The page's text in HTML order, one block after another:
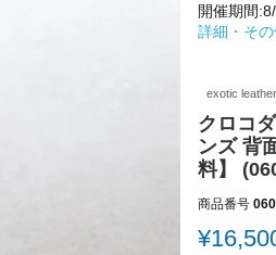
開催期間
詳細・そ
exotic leather
クロコ
ンズ 背
料】
商品番号
¥